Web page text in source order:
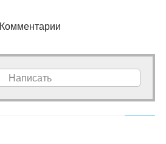
Комментарии
Написать